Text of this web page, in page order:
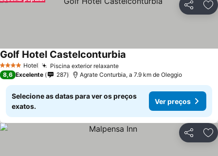
Partilhar
4 EstrelasHotel Piscina exterior relaxante
Golf Hotel Castelconturbia
8,6 Excelente 287 Agrate Conturbia, a 7.9 km de Oleggio
Selecione as datas para ver os preços
exatos.
Ver preços
Partilhar